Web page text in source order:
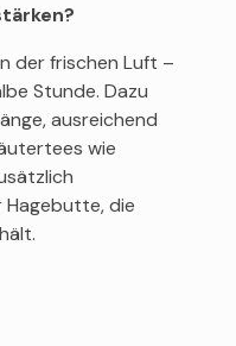
der frischen Luft –
Stunde. Dazu
ausreichend
wie
Hagebutte, die